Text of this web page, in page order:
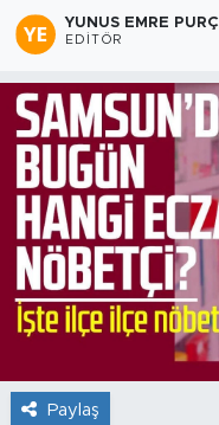
YUNUS EMRE PURÇ
EDITÖR
Paylaş
Haber Arşivi